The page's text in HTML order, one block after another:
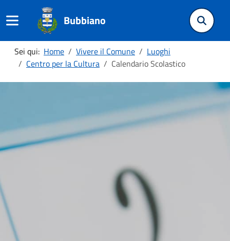
Bubbiano
Sei qui: Home Vivere il Comune
Luoghi
Centro per la Cultura
Calendario Scolastico